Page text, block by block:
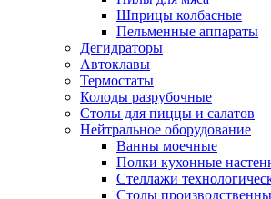
Шприцы колбасные
Пельменные аппараты
Дегидраторы
Автоклавы
Термостаты
Колоды разрубочные
Столы для пиццы и салатов
Нейтральное оборудование
Ванны моечные
Полки кухонные
Стеллажи
Столы